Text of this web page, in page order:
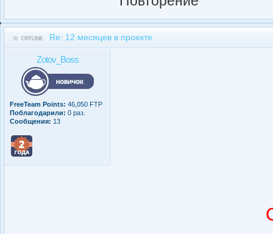
Re: 12 месяцев в проекте
Zotov_Boss
FreeTeam Points: 46,050 FTP
Поблагодарили: 0 раз.
Сообщения: 13